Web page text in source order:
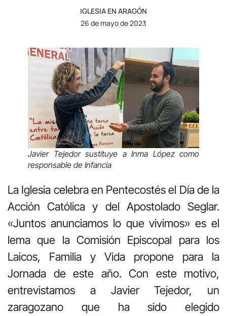
IGLESIA EN ARAGÓN
26 de mayo de 2023
Javier Tejedor sustituye a Inma López como
responsable de Infancia
La Iglesia celebra en Pentecostés el Día de la
Acción Católica y del Apostolado Seglar.
«Juntos anunciamos lo que vivimos» es el
lema que la Comisión Episcopal para los
Laicos, Familia y Vida propone para la
Jornada de este año. Con este motivo,
entrevistamos a Javier Tejedor, un
zaragozano que ha sido elegido